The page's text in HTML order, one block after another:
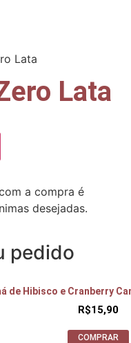
Lata
Lata
a compra é
desejadas.
pedido
de Hibisco e Cranberry
R$15,90
COMPRAR